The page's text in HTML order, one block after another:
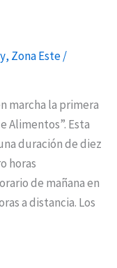
, Zona Este/
marcha la primera
Alimentos”. Esta
duración de diez
horas
de mañana en
a distancia. Los